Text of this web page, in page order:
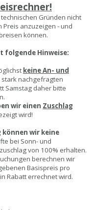
Gründen nicht
Preis anzuzeigen - und
können.
folgende Hinweise:
keine An- und
stark nachgefragten
Samstag daher bitte
wir einen Zuschlag
wird!
können wir keine
bei Sonn- und
von 100% erhalten.
berechnen wir
Basispreis pro
Rabatt errechnet wird.